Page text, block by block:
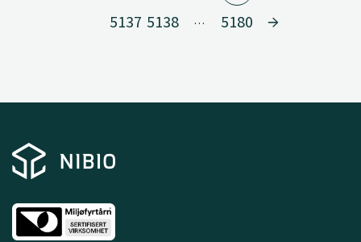
5137 5138 … 5180